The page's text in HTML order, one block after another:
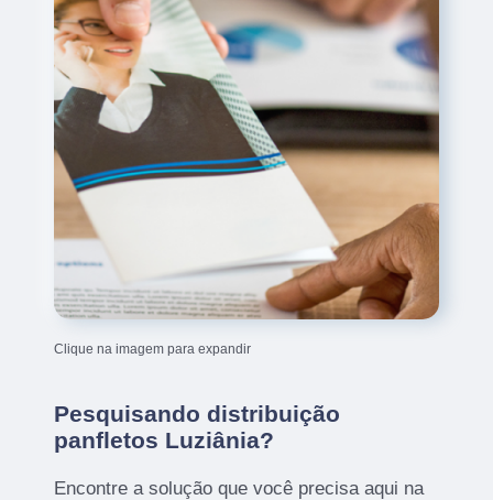
Clique na imagem para expandir
Pesquisando distribuição
panfletos Luziânia?
Encontre a solução que você precisa aqui na